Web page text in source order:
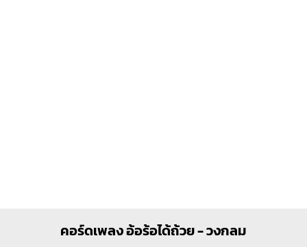
คอร์ดเพลง อ้อร้อได้ถ้วย - วงกลม